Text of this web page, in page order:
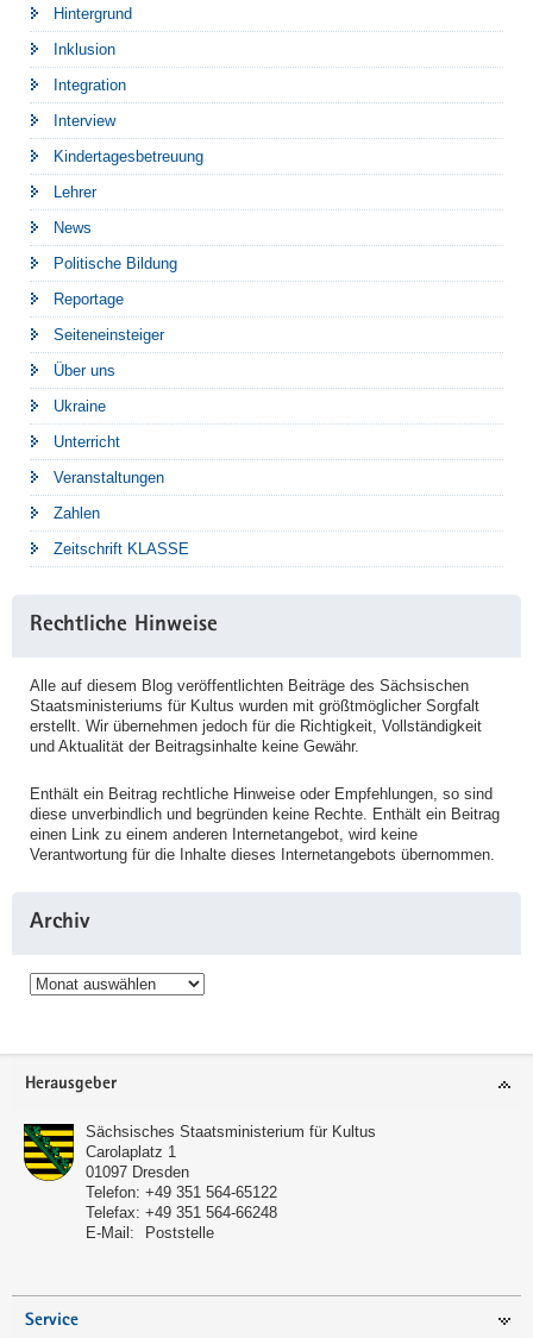
Hintergrund
Inklusion
Integration
Interview
Kindertagesbetreuung
Lehrer
News
Politische Bildung
Reportage
Seiteneinsteiger
Über uns
Ukraine
Unterricht
Veranstaltungen
Zahlen
Zeitschrift KLASSE
Rechtliche Hinweise
Alle auf diesem Blog veröffentlichten Beiträge des Sächsischen
Staatsministeriums für Kultus wurden mit größtmöglicher Sorgfalt
erstellt. Wir übernehmen jedoch für die Richtigkeit, Vollständigkeit
und Aktualität der Beitragsinhalte keine Gewähr.
Enthält ein Beitrag rechtliche Hinweise oder Empfehlungen, so sind
diese unverbindlich und begründen keine Rechte. Enthält ein Beitrag
einen Link zu einem anderen Internetangebot, wird keine
Verantwortung für die Inhalte dieses Internetangebots übernommen.
Archiv
Archiv
Service
Herausgeber
Sächsisches Staatsministerium für Kultus
Carolaplatz 1
01097 Dresden
Telefon: +49 351 564-65122
Telefax: +49 351 564-66248
E-Mail:
Poststelle
Service